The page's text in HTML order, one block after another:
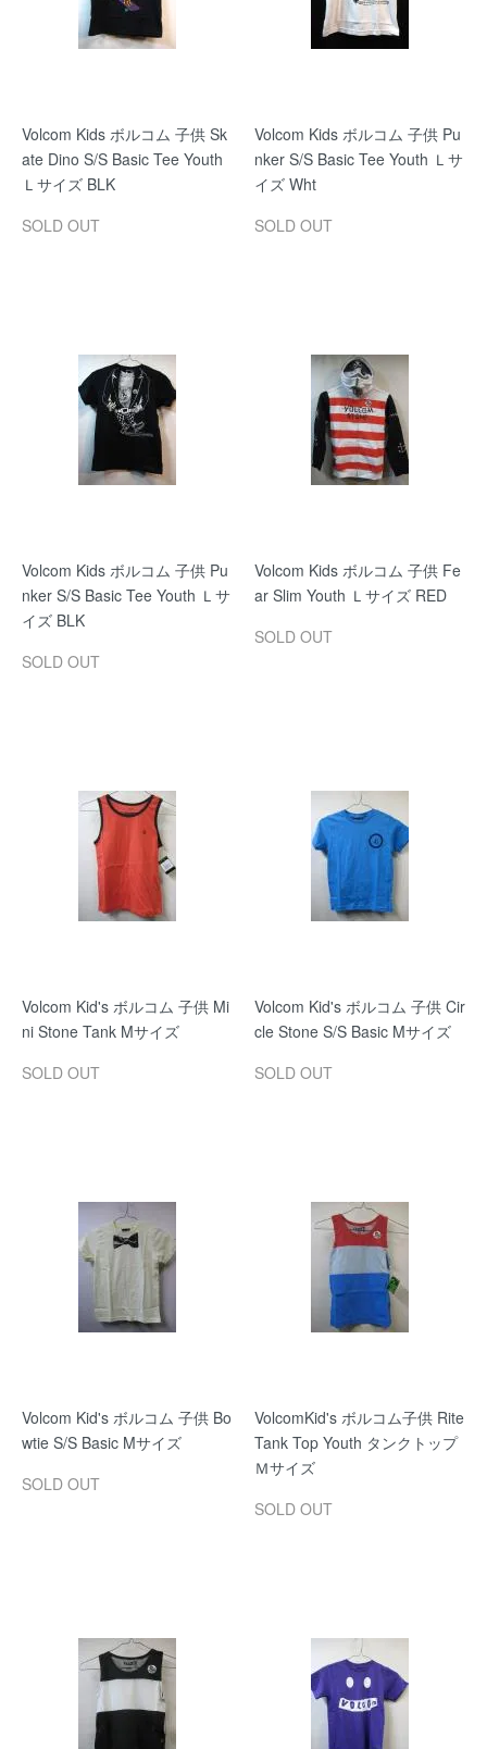
Volcom Kids ボルコム 子供 Sk
ate Dino S/S Basic Tee Youth
Ｌサイズ BLK
SOLD OUT
Volcom Kids ボルコム 子供 Pu
nker S/S Basic Tee Youth Ｌサ
イズ Wht
SOLD OUT
Volcom Kids ボルコム 子供 Pu
nker S/S Basic Tee Youth Ｌサ
イズ BLK
SOLD OUT
Volcom Kids ボルコム 子供 Fe
ar Slim Youth Ｌサイズ RED
SOLD OUT
Volcom Kid's ボルコム 子供 Mi
ni Stone Tank Mサイズ
SOLD OUT
Volcom Kid's ボルコム 子供 Cir
cle Stone S/S Basic Mサイズ
SOLD OUT
Volcom Kid's ボルコム 子供 Bo
wtie S/S Basic Mサイズ
SOLD OUT
VolcomKid's ボルコム子供 Rite
Tank Top Youth タンクトップ
Ｍサイズ
SOLD OUT